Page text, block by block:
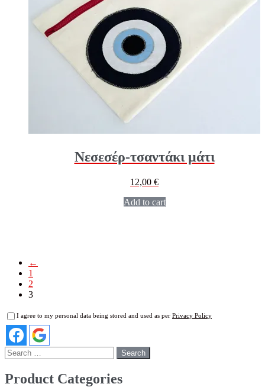
Νεσεσέρ-τσαντάκι μάτι
12,00 €
Add to cart
←
1
2
3
I agree to my personal data being stored and used as per Privacy Policy
Search
for:
Product Categories